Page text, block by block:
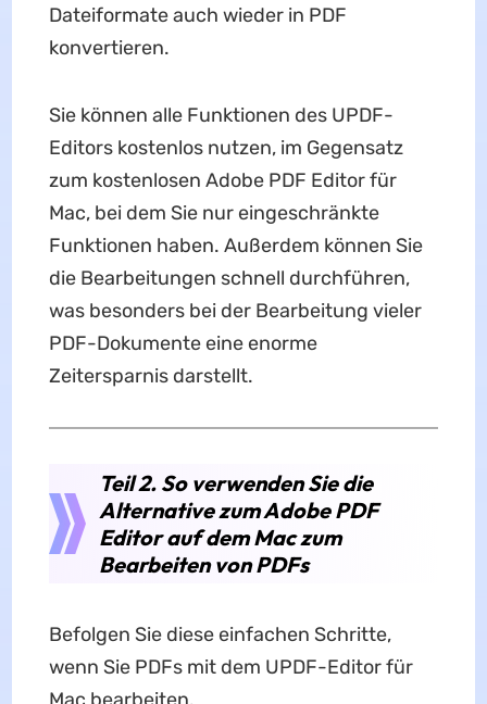
Dateiformate auch wieder in PDF
konvertieren.
Sie können alle Funktionen des UPDF-
Editors kostenlos nutzen, im Gegensatz
zum kostenlosen Adobe PDF Editor für
Mac, bei dem Sie nur eingeschränkte
Funktionen haben. Außerdem können Sie
die Bearbeitungen schnell durchführen,
was besonders bei der Bearbeitung vieler
PDF-Dokumente eine enorme
Zeitersparnis darstellt.
Teil 2. So verwenden Sie die
Alternative zum Adobe PDF
Editor auf dem Mac zum
Bearbeiten von PDFs
Befolgen Sie diese einfachen Schritte,
wenn Sie PDFs mit dem UPDF-Editor für